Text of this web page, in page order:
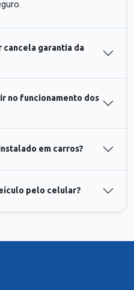
garantia da
no funcionamento dos
em carros?
pelo celular?